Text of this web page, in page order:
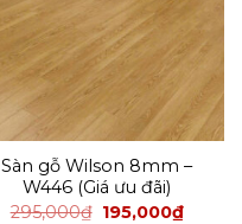
Sàn gỗ Wilson 8mm –
W446 (Giá ưu đãi)
295,000₫ 195,000₫